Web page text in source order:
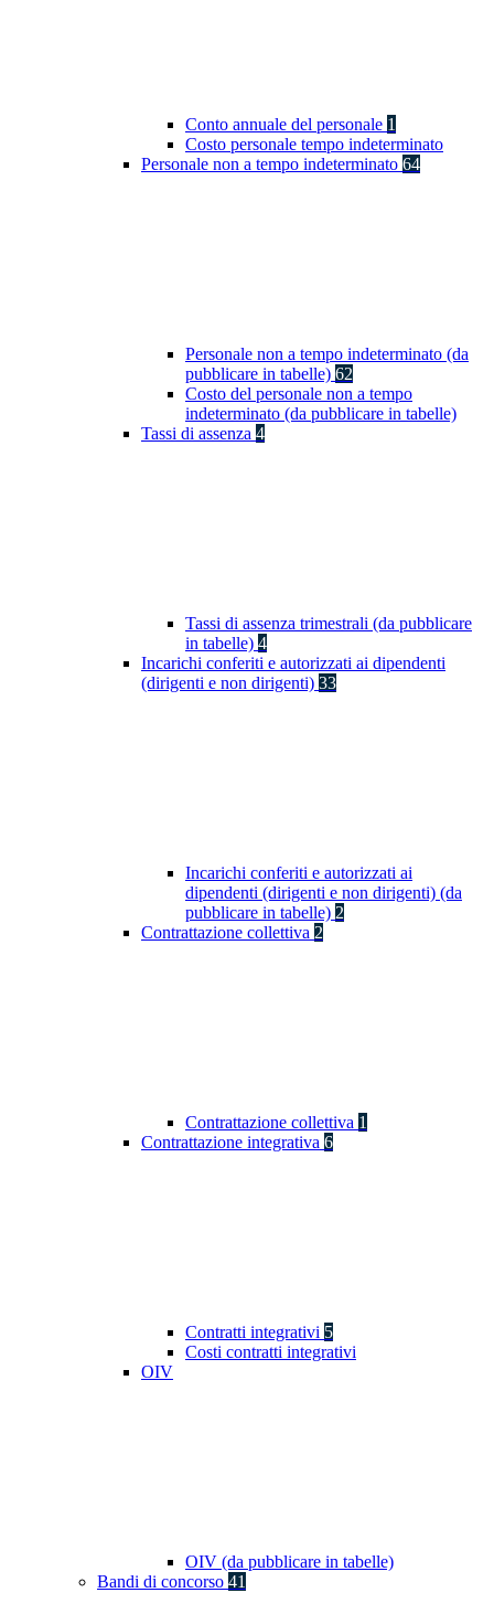
Conto annuale del personale 1
Costo personale tempo indeterminato
Personale non a tempo indeterminato 64
Personale non a tempo indeterminato (da
pubblicare in tabelle) 62
Costo del personale non a tempo
indeterminato (da pubblicare in tabelle)
Tassi di assenza 4
Tassi di assenza trimestrali (da pubblicare
in tabelle) 4
Incarichi conferiti e autorizzati ai dipendenti
(dirigenti e non dirigenti) 33
Incarichi conferiti e autorizzati ai
dipendenti (dirigenti e non dirigenti) (da
pubblicare in tabelle) 2
Contrattazione collettiva 2
Contrattazione collettiva 1
Contrattazione integrativa 6
Contratti integrativi 5
Costi contratti integrativi
OIV
OIV (da pubblicare in tabelle)
Bandi di concorso 41